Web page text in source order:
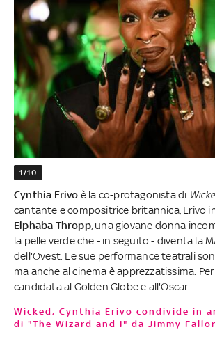
1/10
Cynthia Erivo è la co-protagonista di
cantante e compositrice britannica, Erivo
Elphaba Thropp, una giovane donna
la pelle verde che - in seguito - diventa la
dell'Ovest. Le sue performance teatrali
ma anche al cinema è apprezzatissima. Per
candidata al Golden Globe e all'Oscar
Wicked, Cynthia Erivo condivide in anterima la clip
di "The Wizard and I" da Jimmy